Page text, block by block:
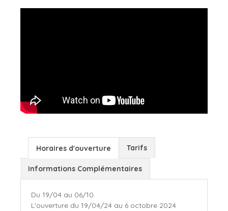
Horaires d'ouverture Tarifs
Informations Complémentaires
Du 19/04 au 06/10.
L'ouverture du 19/04/24 au 6 octobre 2024